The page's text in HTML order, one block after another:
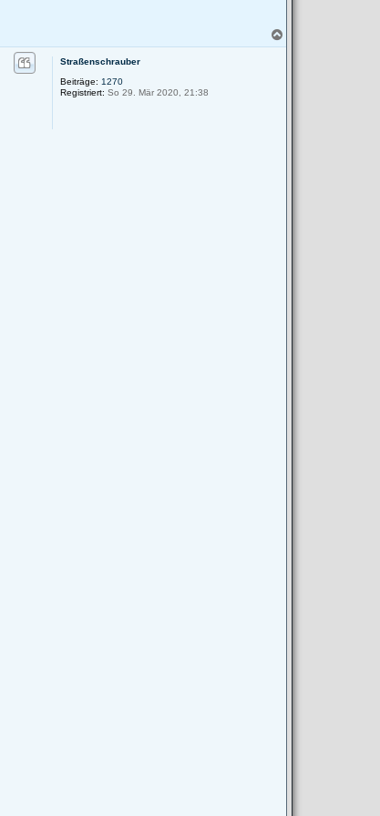
a
Straßenschrauber
Beiträge: 1270
Registriert: So 29. Mär 2020, 21:38